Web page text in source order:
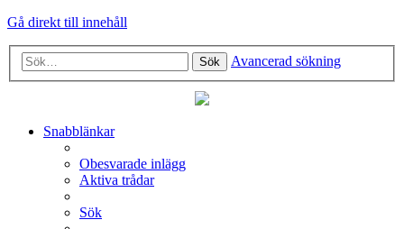
Gå direkt till innehåll
Sök Avancerad sökning
Snabblänkar
Obesvarade inlägg
Aktiva trådar
Sök